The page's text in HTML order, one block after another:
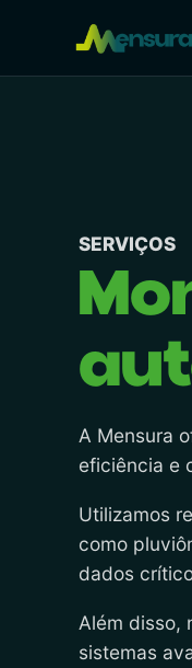
SERVIÇOS
A Mensura
eficiência e
Utilizamos
como
dados
Além disso,
sistemas